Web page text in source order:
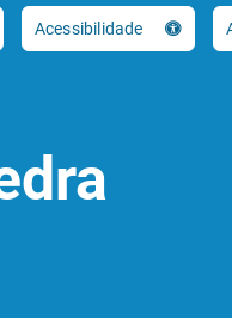
Acessibilidade